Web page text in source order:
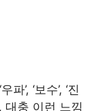
’, ‘보수’, ‘진
대충 이런 느낌